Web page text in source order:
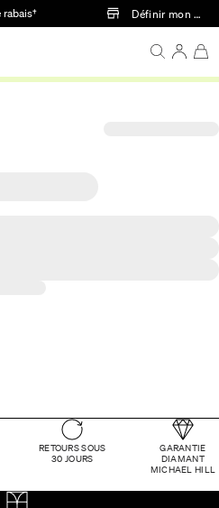
Passer au contenu principal
Définir mon
RETOURS SOUS
30 JOURS
GARANTIE
DIAMANT
MICHAEL HILL